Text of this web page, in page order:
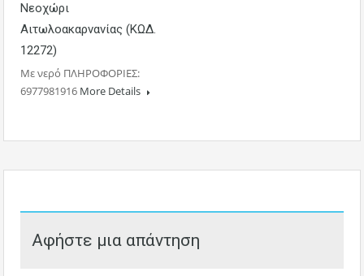
Νεοχώρι
Αιτωλοακαρνανίας (ΚΩΔ.
12272)
Με νερό ΠΛΗΡΟΦΟΡΙΕΣ:
6977981916 More Details
Αφήστε μια απάντηση